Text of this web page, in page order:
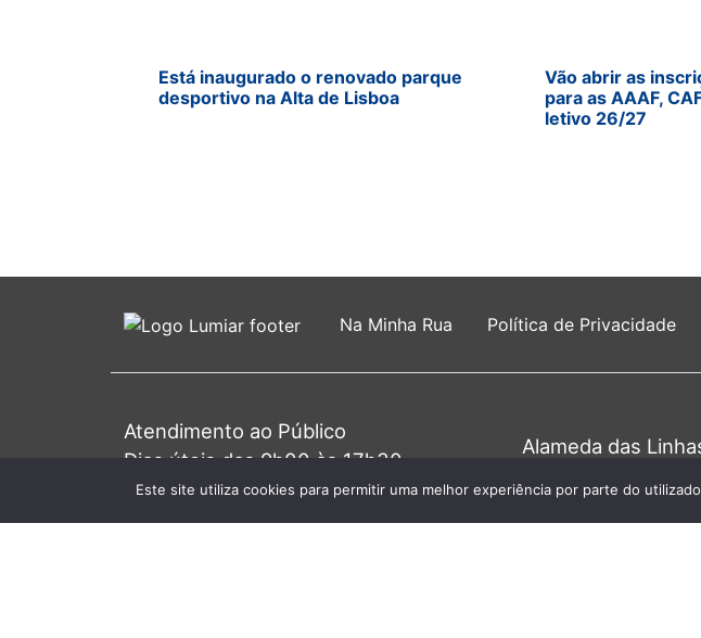
Está inaugurado o renovado parque
desportivo na Alta de Lisboa
Vão abrir as
para as AAAF,
letivo 26/27
Na Minha Rua Política de Privacidade
Atendimento ao Público
Dias úteis das 9h00 às 17h30
Primeira 4ª do mês das 9h00 às 20h00
Alameda das
Este site utiliza cookies para permitir uma melhor experiência por parte do